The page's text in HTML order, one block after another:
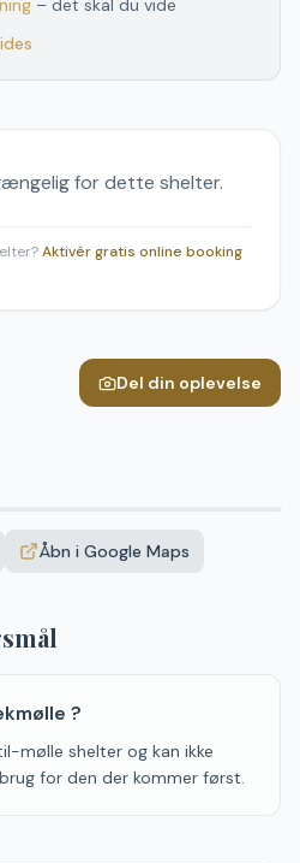
– det skal du vide
for dette shelter.
Aktivér gratis online booking
Del din oplevelse
Åbn i Google Maps
?
mølle shelter og kan ikke
for den der kommer først.